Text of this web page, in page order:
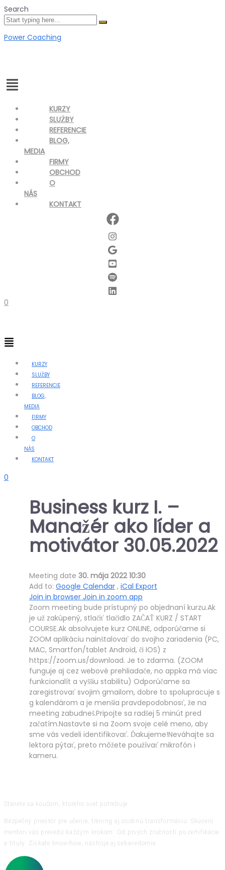
Search
Power Coaching
Menu
KURZY
SLUŽBY
REFERENCIE
BLOG,
MEDIA
FIRMY
OBCHOD
O
NÁS
KONTAKT
0
Menu
KURZY
SLUŽBY
REFERENCIE
BLOG,
MEDIA
FIRMY
OBCHOD
O
NÁS
KONTAKT
0
Business kurz I. –
Manažér ako líder a
motivátor 30.05.2022
Meeting date 30. mája 2022 10:30
Add to: Google Calendar , iCal Export
Join in browser Join in zoom app
Zoom meeting bude prístupný po objednaní kurzu.Ak
je už zakúpený, stlačiť tlačidlo ZAČAŤ KURZ / START
COURSE.Ak absolvujete kurz ONLINE, odporúčame si
ZOOM aplikáciu nainštalovať do svojho zariadenia (PC,
MAC, Smartfon/tablet Android, či IOS) z
https://zoom.us/download. Je to zdarma. (ZOOM
funguje aj cez webové prehliadače, no appka má viac
funkcionalít a vyššiu stabilitu) Odporúčame sa
zaregistrovať svojim gmailom, dobre to spolupracuje s
g kalendárom a je menšia pravdepodobnosť, že na
meeting zabudneš.Pripojte sa radšej 5 minút pred
začatím.Nastavte si na Zoom svoje celé meno, aby
sme vás vedeli identifikovať. Ďakujeme!Neváhajte sa
lektora pýtať, preto môžete používať mikrofón i
kameru.
Stanete sa koučom, ktorého svet potrebuje
Bezpečný priestor pre učenie, tréning aj osobnú transformáciu. Skúsení
mentori vás prevedú každým krokom. Od prvých zručností po certifikácie
a tituly. Získate know-how, nástroje aj sebavedomie.